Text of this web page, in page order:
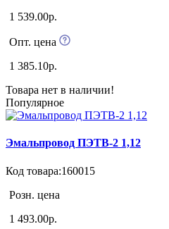
1 539.00р.
Опт. цена
1 385.10р.
Товара нет в наличии!
Популярное
Эмальпровод ПЭТВ-2 1,12
Код товара:160015
Розн. цена
1 493.00р.